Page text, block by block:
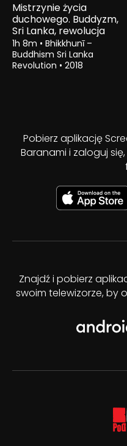
Mistrzynie życia
duchowego. Buddyzm,
Sri Lanka, rewolucja
1h 8m • Bhikkhunī –
Buddhism Sri Lanka
Revolution • 2018
Pobierz aplikację
Baranami i zaloguj
Znajdź i pobierz
swoim telewizorze, by